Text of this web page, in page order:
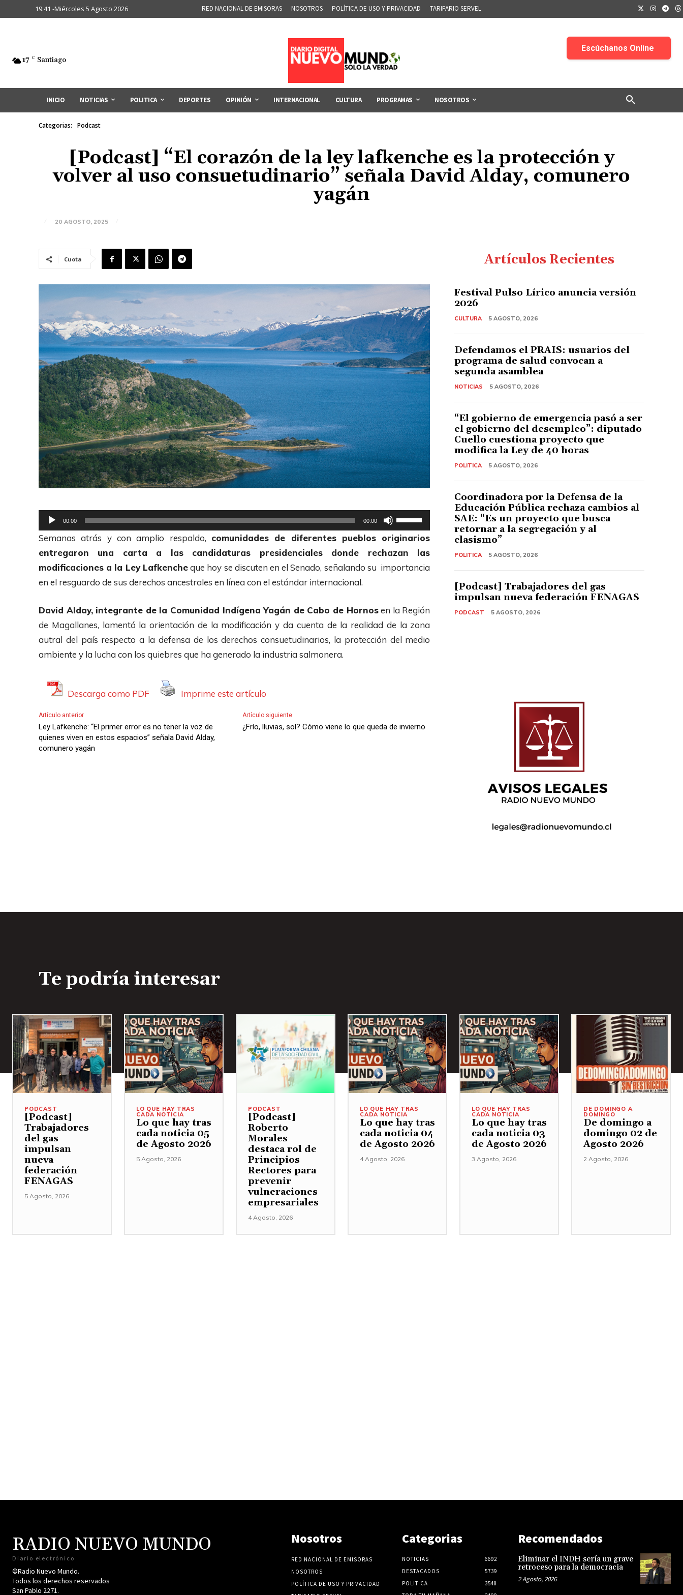
19:41 -Miércoles 5 Agosto 2026 RED NACIONAL DE EMISORAS NOSOTROS POLÍTICA DE USO Y PRIVACIDAD TARIFARIO SERVEL
17 C Santiago
INICIO NOTICIAS POLITICA DEPORTES OPINIÓN INTERNACIONAL CULTURA PROGRAMAS NOSOTROS
Categorias: Podcast
[Podcast] “El corazón de la ley lafkenche es la protección y
volver al uso consuetudinario” señala David Alday, comunero
yagán
20 AGOSTO, 2025
Cuota
e
u
u
d
i
00:00 00:00
U
t
i
a
a
r
a
j
o
p
a
r
a
a
u
Semanas atrás y con amplio respaldo, comunidades de diferentes pueblos originarios
entregaron una carta a las candidaturas presidenciales donde rechazan las
modificaciones a la Ley Lafkencheque hoy se discuten en el Senado, señalando su importancia
en el resguardo de sus derechos ancestrales en línea con el estándar internacional.
David Alday, integrante de la Comunidad Indígena Yagán de Cabo de Hornosen la Región
de Magallanes, lamentó la orientación de la modificación y da cuenta de la realidad de la zona
autral del país respecto a la defensa de los derechos consuetudinarios, la protección del medio
ambiente y la lucha con los quiebres que ha generado la industria salmonera.
Descarga como PDF Imprime este artículo
Artículo anterior
Ley Lafkenche: “El primer error es no tener la voz de
quienes viven en estos espacios” señala David Alday,
comunero yagán
Artículo siguiente
¿Frío, lluvias, sol? Cómo viene lo que queda de invierno
Artículos Recientes
Festival Pulso Lírico anuncia versión
2026
CULTURA 5 AGOSTO, 2026
Defendamos el PRAIS: usuarios del
programa de salud convocan a
segunda asamblea
NOTICIAS 5 AGOSTO, 2026
“El gobierno de emergencia pasó a ser
el gobierno del desempleo”: diputado
Cuello cuestiona proyecto que
modifica la Ley de 40 horas
POLITICA 5 AGOSTO, 2026
Coordinadora por la Defensa de la
Educación Pública rechaza cambios al
SAE: “Es un proyecto que busca
retornar a la segregación y al
clasismo”
POLITICA 5 AGOSTO, 2026
[Podcast] Trabajadores del gas
impulsan nueva federación FENAGAS
PODCAST 5 AGOSTO, 2026
Te podría interesar
PODCAST
[Podcast]
Trabajadores
del gas
impulsan
nueva
federación
FENAGAS
5 Agosto, 2026
LO QUE HAY TRAS
CADA NOTICIA
Lo que hay tras
cada noticia 05
de Agosto 2026
5 Agosto, 2026
PODCAST
[Podcast]
Roberto
Morales
destaca rol de
Principios
Rectores para
prevenir
vulneraciones
empresariales
4 Agosto, 2026
LO QUE HAY TRAS
CADA NOTICIA
Lo que hay tras
cada noticia 04
de Agosto 2026
4 Agosto, 2026
LO QUE HAY TRAS
CADA NOTICIA
Lo que hay tras
cada noticia 03
de Agosto 2026
3 Agosto, 2026
DE DOMINGO A
DOMINGO
De domingo a
domingo 02 de
Agosto 2026
2 Agosto, 2026
RADIO NUEVO MUNDO
Diario electrónico
©Radio Nuevo Mundo.
Todos los derechos reservados
San Pablo 2271.
Nosotros
RED NACIONAL DE EMISORAS
NOSOTROS
POLÍTICA DE USO Y PRIVACIDAD
Categorias
NOTICIAS
6692
DESTACADOS
5739
POLITICA
3548
Recomendados
Eliminar el INDH sería un grave
retroceso para la democracia
2 Agosto, 2026